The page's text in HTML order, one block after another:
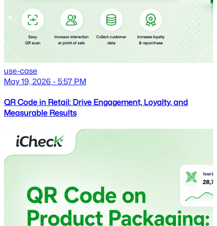
use-case
May 19, 2026 - 5:57 PM
QR Code in Retail: Drive Engagement, Loyalty, and
Measurable Results